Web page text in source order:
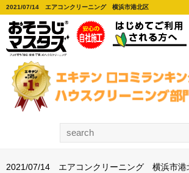
2021/07/14 エアコンクリーニング 横浜市港北区
2021/07/14 エアコンクリーニング 横浜市港